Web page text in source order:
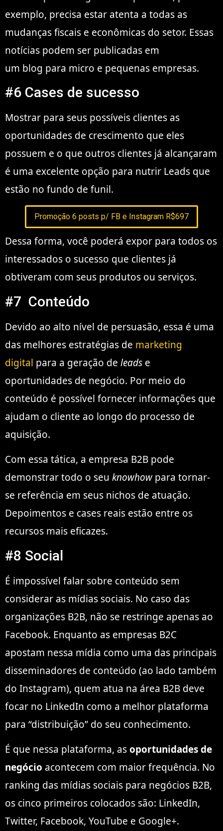
exemplo, precisa estar atenta a todas as
mudanças fiscais e econômicas do setor. Essas
notícias podem ser publicadas em
um blog para micro e pequenas empresas.
#6 Cases de sucesso
Mostrar para seus possíveis clientes as
oportunidades de crescimento que eles
possuem e o que outros clientes já alcançaram
é uma excelente opção para nutrir Leads que
estão no fundo de funil.
Promoção 6 posts p/ FB e Instagram R$697
Dessa forma, você poderá expor para todos os
interessados o sucesso que clientes já
obtiveram com seus produtos ou serviços.
#7 Conteúdo
Devido ao alto nível de persuasão, essa é uma
das melhores estratégias de marketing
digital para a geração de leads e
oportunidades de negócio. Por meio do
conteúdo é possível fornecer informações que
ajudam o cliente ao longo do processo de
aquisição.
Com essa tática, a empresa B2B pode
demonstrar todo o seu knowhowpara tornar-
se referência em seus nichos de atuação.
Depoimentos e cases reais estão entre os
recursos mais eficazes.
#8 Social
É impossível falar sobre conteúdo sem
considerar as mídias sociais. No caso das
organizações B2B, não se restringe apenas ao
Facebook. Enquanto as empresas B2C
apostam nessa mídia como uma das principais
disseminadores de conteúdo (ao lado também
do Instagram), quem atua na área B2B deve
focar no LinkedIn como a melhor plataforma
para “distribuição” do seu conhecimento.
É que nessa plataforma, asoportunidades de
negócio acontecem com maior frequência. No
ranking das mídias sociais para negócios B2B,
os cinco primeiros colocados são: LinkedIn,
Twitter, Facebook, YouTube e Google+.